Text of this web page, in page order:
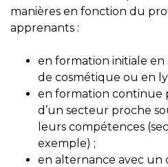
manières en fonction du
apprenants :
en formation initiale en
de cosmétique ou en
en formation continue
d’un secteur proche
leurs compétences
exemple) ;
en alternance avec un